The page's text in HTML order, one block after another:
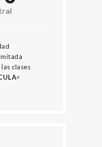
clases
<